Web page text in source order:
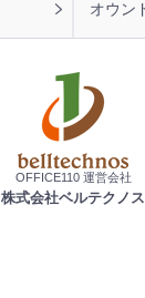
オウン
OFFICE110 運営会社
株式会社ベルテクノス